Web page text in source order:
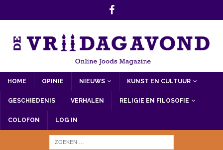
HOME OPINIE NIEUWS KUNST EN CULTUUR
GESCHIEDENIS VERHALEN RELIGIE EN FILOSOFIE
COLOFON LOG IN